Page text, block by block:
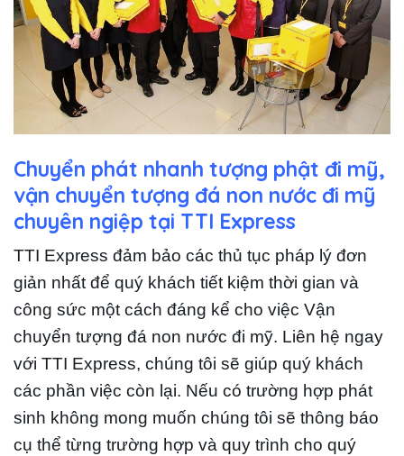
Chuyển phát nhanh tượng phật đi mỹ,
vận chuyển tượng đá non nước đi mỹ
chuyên ngiệp tại TTI Express
TTI Express đảm bảo các thủ tục pháp lý đơn
giản nhất để quý khách tiết kiệm thời gian và
công sức một cách đáng kể cho việc Vận
chuyển tượng đá non nước đi mỹ. Liên hệ ngay
với TTI Express, chúng tôi sẽ giúp quý khách
các phần việc còn lại. Nếu có trường hợp phát
sinh không mong muốn chúng tôi sẽ thông báo
cụ thể từng trường hợp và quy trình cho quý